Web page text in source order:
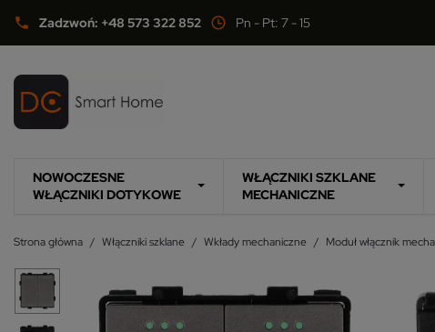
phone Zadzwoń: +48 573 322 852 Pn - Pt: 7 - 15
NOWOCZESNE
WŁĄCZNIKI DOTYKOWE
WŁĄCZNIKI SZKLANE
MECHANICZNE
Strona główna Włączniki szklane Wkłady mechaniczne Moduł włącznik